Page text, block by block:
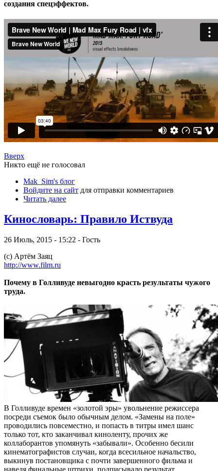
создания спецэффектов.
Вверх
Никто ещё не голосовал
Mak_Sim's блог
Войдите на сайт для отправки комментариев
Читать далее
Кинословарь: Правило Иствуда
26 Июль, 2015 - 15:22 - Гость
(с) Артём Заяц
http://www.film.ru
Почему в Голливуде невыгодно красть результаты чужого
труда.
В Голливуде времен «золотой эры» увольнение режиссера
посреди съемок было обычным делом. «Замены на поле»
проводились повсеместно, и попасть в титры имел шанс
только тот, кто заканчивал киноленту, прочих же
коллаборантов упомянуть «забывали». Особенно бесили
кинематографистов случаи, когда всесильное начальство,
выкинув постановщика с почти завершенного фильма и